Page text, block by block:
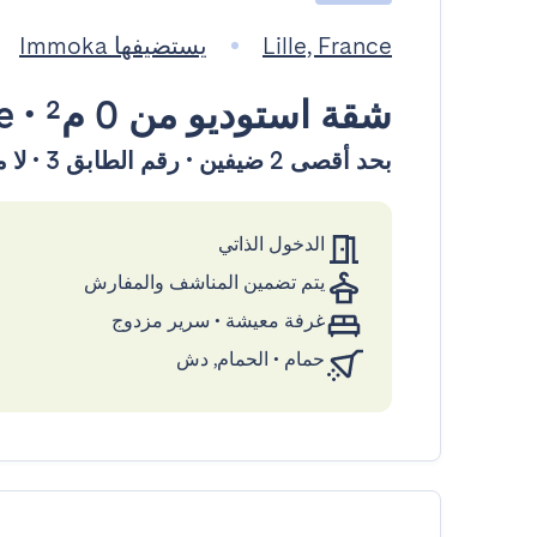
Lille, France يستضيفها Immoka
شقة استوديو من 0 م² •
بحد أقصى 2 ضيفين • رقم الطابق 3 • لا مصعد
الدخول الذاتي
يتم تضمين المناشف والمفارش
غرفة معيشة • سرير مزدوج
حمام • الحمام, دش